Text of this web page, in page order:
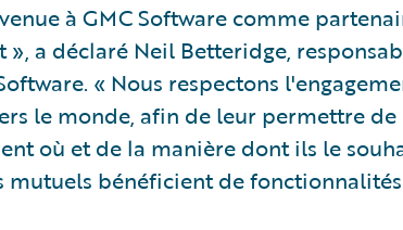
à GMC Software comme
», a déclaré Neil Betteridge,
« Nous respectons
le monde, afin de leur permettre
où et de la manière dont ils le
mutuels bénéficient de